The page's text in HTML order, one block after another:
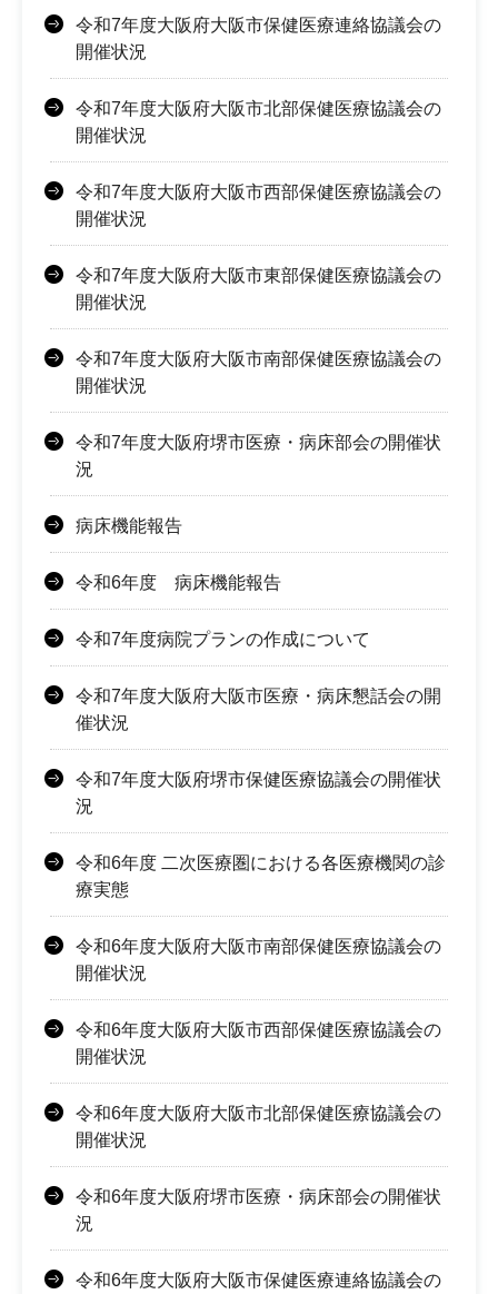
令和7年度大阪府大阪市保健医療連絡協議会の
開催状況
令和7年度大阪府大阪市北部保健医療協議会の
開催状況
令和7年度大阪府大阪市西部保健医療協議会の
開催状況
令和7年度大阪府大阪市東部保健医療協議会の
開催状況
令和7年度大阪府大阪市南部保健医療協議会の
開催状況
令和7年度大阪府堺市医療・病床部会の開催状
況
病床機能報告
令和6年度 病床機能報告
令和7年度病院プランの作成について
令和7年度大阪府大阪市医療・病床懇話会の開
催状況
令和7年度大阪府堺市保健医療協議会の開催状
況
令和6年度 二次医療圏における各医療機関の診
療実態
令和6年度大阪府大阪市南部保健医療協議会の
開催状況
令和6年度大阪府大阪市西部保健医療協議会の
開催状況
令和6年度大阪府大阪市北部保健医療協議会の
開催状況
令和6年度大阪府堺市医療・病床部会の開催状
況
令和6年度大阪府大阪市保健医療連絡協議会の